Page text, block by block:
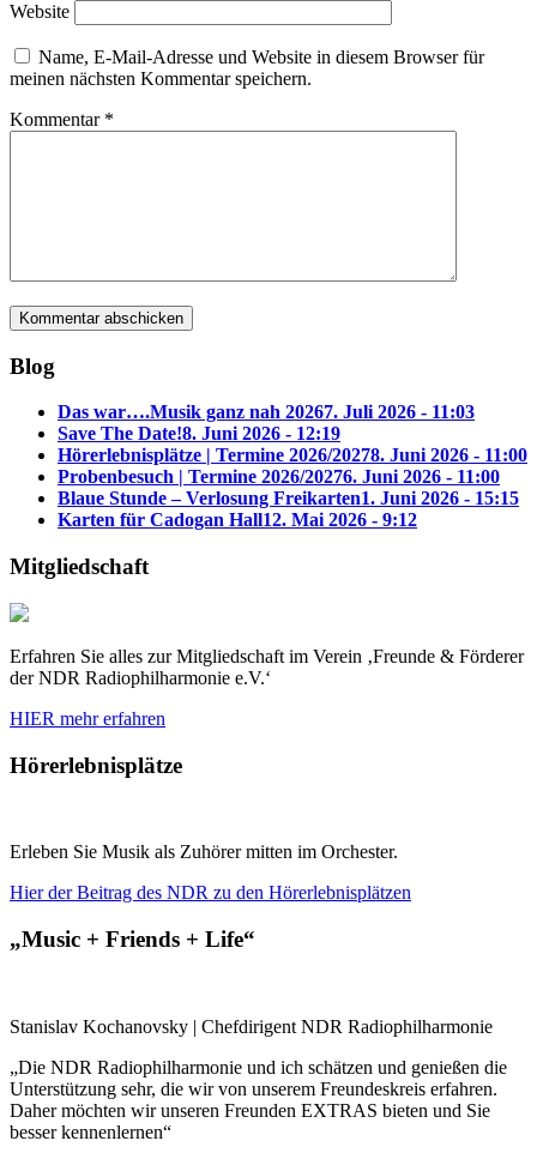
Website
Name, E-Mail-Adresse und Website in diesem Browser für
meinen nächsten Kommentar speichern.
Kommentar *
Blog
Das war….Musik ganz nah 20267. Juli 2026 - 11:03
Save The Date!8. Juni 2026 - 12:19
Hörerlebnisplätze | Termine 2026/20278. Juni 2026 - 11:00
Probenbesuch | Termine 2026/20276. Juni 2026 - 11:00
Blaue Stunde – Verlosung Freikarten1. Juni 2026 - 15:15
Karten für Cadogan Hall12. Mai 2026 - 9:12
Mitgliedschaft
Erfahren Sie alles zur Mitgliedschaft im Verein ‚Freunde & Förderer
der NDR Radiophilharmonie e.V.‘
HIER mehr erfahren
Hörerlebnisplätze
Erleben Sie Musik als Zuhörer mitten im Orchester.
Hier der Beitrag des NDR zu den Hörerlebnisplätzen
„Music + Friends + Life“
Stanislav Kochanovsky | Chefdirigent NDR Radiophilharmonie
„Die NDR Radiophilharmonie und ich schätzen und genießen die
Unterstützung sehr, die wir von unserem Freundeskreis erfahren.
Daher möchten wir unseren Freunden EXTRAS bieten und Sie
besser kennenlernen“